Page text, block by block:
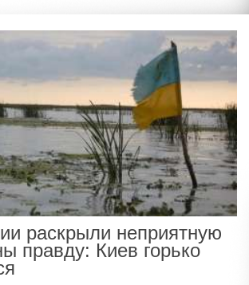
раскрыли неприятную
правду: Киев горько